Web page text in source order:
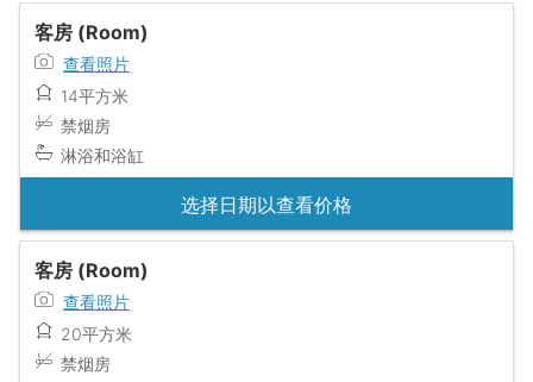
客房 (Room)
查看照片
14平方米
禁烟房
淋浴和浴缸
选择日期以查看价格
客房 (Room)
查看照片
20平方米
禁烟房